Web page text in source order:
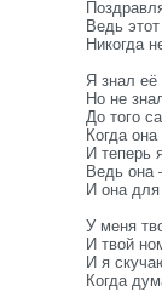
Ведь
Никогда
Я знал её
Но не
До того
Когда
И теперь
Ведь она
И она
У меня
И твой
И я
Когда